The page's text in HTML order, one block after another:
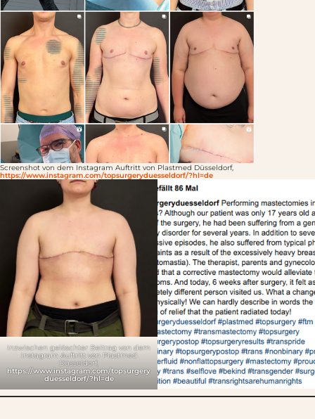
Screenshot von dem Instagram Auftritt von Plastmed Düsseldorf,
https://www.instagram.com/topsurgeryduesseldorf/?hl=de
Inzwischen gelöschter Beitrag von dem
Instagram Auftritt von Plastmed
Düsseldorf,
https://www.instagram.com/topsurgery
duesseldorf/?hl=de